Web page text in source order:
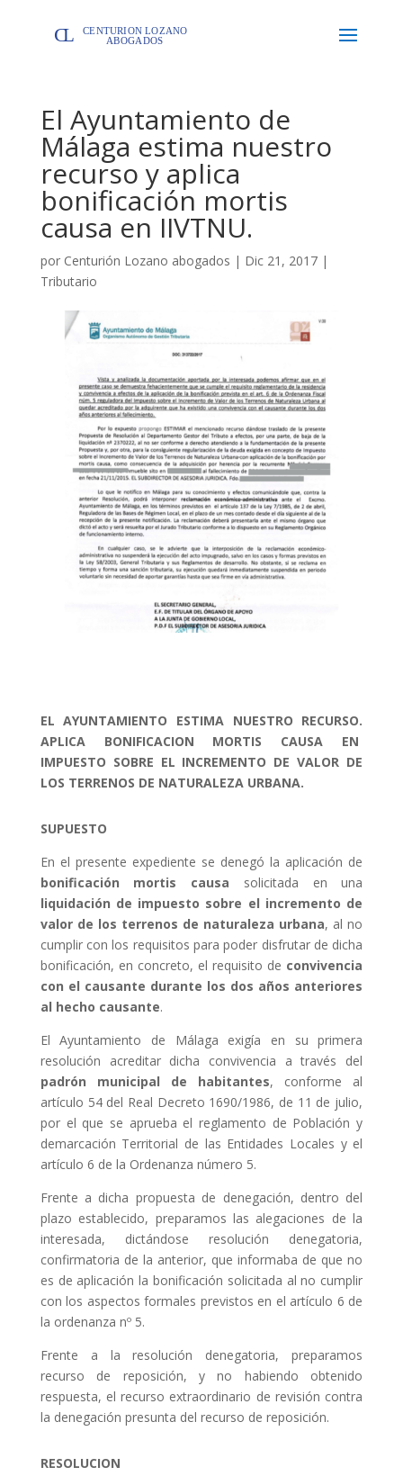
El Ayuntamiento de
Málaga estima nuestro
recurso y aplica
bonificación mortis
causa en IIVTNU.
por Centurión Lozano abogados | Dic 21, 2017|
Tributario
EL AYUNTAMIENTO ESTIMA NUESTRO RECURSO.
APLICA BONIFICACION MORTIS CAUSA EN
IMPUESTO SOBRE EL INCREMENTO DE VALOR DE
LOS TERRENOS DE NATURALEZA URBANA.
SUPUESTO
En el presente expediente se denegó la aplicación de
bonificación mortis causa solicitada en una
liquidación de impuesto sobre el incremento de
valor de los terrenos de naturaleza urbana, al no
cumplir con los requisitos para poder disfrutar de dicha
bonificación, en concreto, el requisito de convivencia
con el causante durante los dos años anteriores
al hecho causante.
El Ayuntamiento de Málaga exigía en su primera
resolución acreditar dicha convivencia a través del
padrón municipal de habitantes, conforme al
artículo 54 del Real Decreto 1690/1986, de 11 de julio,
por el que se aprueba el reglamento de Población y
demarcación Territorial de las Entidades Locales y el
artículo 6 de la Ordenanza número 5.
Frente a dicha propuesta de denegación, dentro del
plazo establecido, preparamos las alegaciones de la
interesada, dictándose resolución denegatoria,
confirmatoria de la anterior, que informaba de que no
es de aplicación la bonificación solicitada al no cumplir
con los aspectos formales previstos en el artículo 6 de
la ordenanza nº 5.
Frente a la resolución denegatoria, preparamos
recurso de reposición, y no habiendo obtenido
respuesta, el recurso extraordinario de revisión contra
la denegación presunta del recurso de reposición.
RESOLUCION